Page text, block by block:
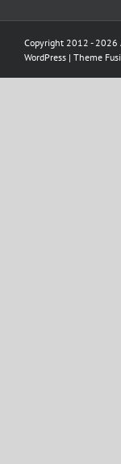
Copyright 2012 - 2026
WordPress | Theme